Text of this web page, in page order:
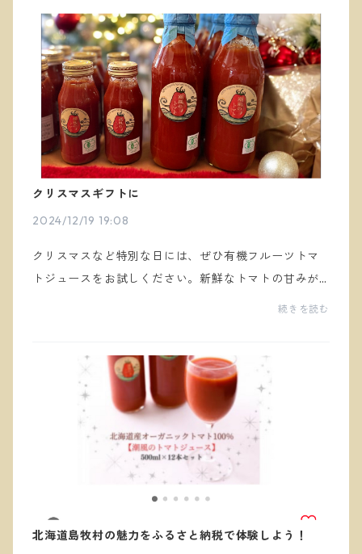
クリスマスギフトに
2024/12/19 19:08
クリスマスなど特別な日には、ぜひ有機フルーツトマ
トジュースをお試しください。新鮮なトマトの甘みが
ぎゅっと詰まったこのジュースは、パスタやピザ、カ
続きを読む
北海道島牧村の魅力をふるさと納税で体験しよう！